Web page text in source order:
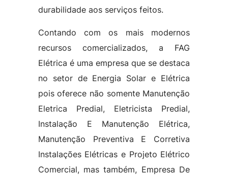
durabilidade aos serviços feitos.
Contando com os mais modernos
recursos comercializados, a FAG
Elétrica é uma empresa que se destaca
no setor de Energia Solar e Elétrica
pois oferece não somente Manutenção
Eletrica Predial, Eletricista Predial,
Instalação E Manutenção Elétrica,
Manutenção Preventiva E Corretiva
Instalações Elétricas e Projeto Elétrico
Comercial, mas também, Empresa De